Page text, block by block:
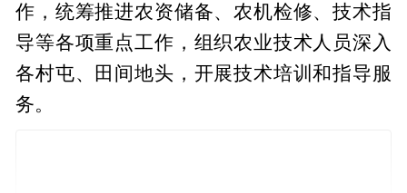
作，统筹推进农资储备、农机检修、技术指
导等各项重点工作，组织农业技术人员深入
各村屯、田间地头，开展技术培训和指导服
务。